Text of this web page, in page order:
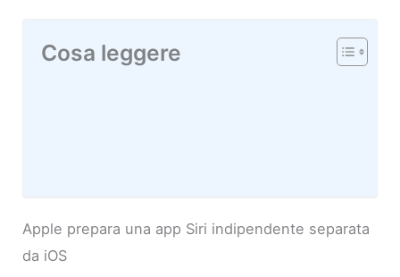
Cosa leggere
Apple prepara una app Siri indipendente separata
da iOS